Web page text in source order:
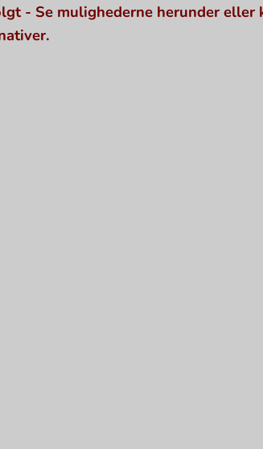
- Se mulighederne herunder eller